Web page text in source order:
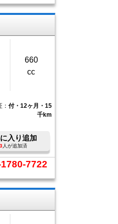
660
cc
付・12ヶ月・15
千km
入り追加
3人が追加済
7722